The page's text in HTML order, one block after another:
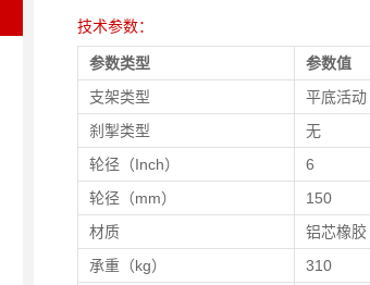
技术参数：
参数类型
参数值
支架类型
平底活动
刹掣类型
无
轮径（Inch）
6
轮径（mm）
150
材质
铝芯橡胶
承重（kg）
310